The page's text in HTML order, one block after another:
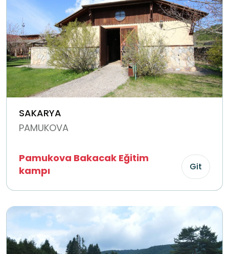
SAKARYA
PAMUKOVA
Pamukova Bakacak Eğitim
kampı
Git